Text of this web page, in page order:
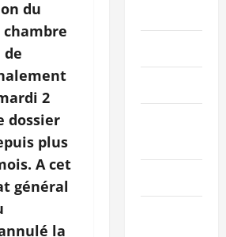
du
de
2
dossier
plus
A cet
général
la